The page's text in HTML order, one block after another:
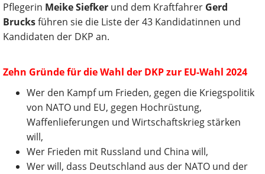
Pflegerin Meike Siefker und dem Kraftfahrer Gerd
Brucksführen sie die Liste der 43 Kandidatinnen und
Kandidaten der DKP an.
Zehn Gründe für die Wahl der DKP zur EU-Wahl 2024
Wer den Kampf um Frieden, gegen die Kriegspolitik
von NATO und EU, gegen Hochrüstung,
Waffenlieferungen und Wirtschaftskrieg stärken
will,
Wer Frieden mit Russland und China will,
Wer will, dass Deutschland aus der NATO und der